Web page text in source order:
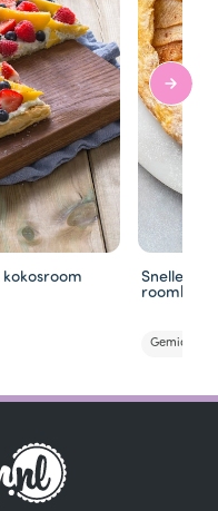
Snelle
Gemiddeld